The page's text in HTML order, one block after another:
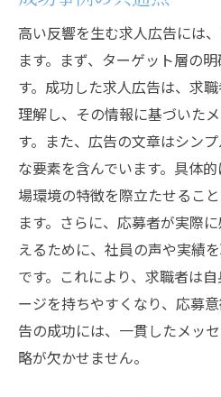
魅力的な求人タイト
具体的な業務内容の
福利厚生の強調
成功事例から学ぶポ
反響率向上のための
ビジュアルとメッセージ
した求人広告
視覚的要素の重要性
インフォグラフィッ
応募者の共感を呼ぶ
写真と動画の効果的
魅力的なキャッチコピ
高い反響を生む求人広告には
ます。まず、ターゲット層の
す。成功した求人広告は、求
理解し、その情報に基づいた
す。また、広告の文章はシン
な要素を含んでいます。具体
場環境の特徴を際立たせるこ
ます。さらに、応募者が実際
えるために、社員の声や実績
です。これにより、求職者は
ージを持ちやすくなり、応募
告の成功には、一貫したメッ
略が欠かせません。